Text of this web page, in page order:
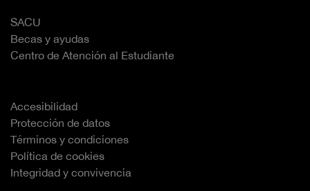
SACU
Becas y ayudas
Centro de Atención al Estudiante
Accesibilidad
Protección de datos
Términos y condiciones
Política de cookies
Integridad y convivencia